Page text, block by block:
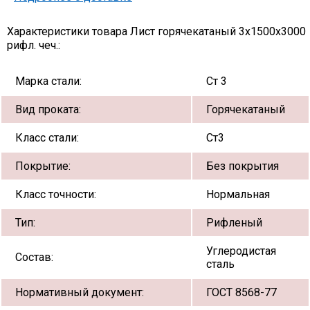
Характеристики товара Лист горячекатаный 3х1500х3000
рифл. чеч.:
Марка стали: Ст 3
Вид проката: Горячекатаный
Класс стали: Ст3
Покрытие: Без покрытия
Класс точности: Нормальная
Тип: Рифленый
Состав:
Углеродистая
сталь
Нормативный документ: ГОСТ 8568-77